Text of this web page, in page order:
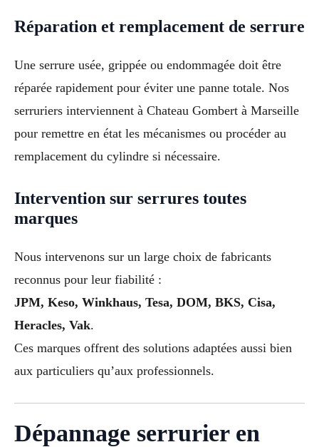
Réparation et remplacement de serrure
Une serrure usée, grippée ou endommagée doit être
réparée rapidement pour éviter une panne totale. Nos
serruriers interviennent à Chateau Gombert à Marseille
pour remettre en état les mécanismes ou procéder au
remplacement du cylindre si nécessaire.
Intervention sur serrures toutes
marques
Nous intervenons sur un large choix de fabricants
reconnus pour leur fiabilité :
JPM, Keso, Winkhaus, Tesa, DOM, BKS, Cisa,
Heracles, Vak.
Ces marques offrent des solutions adaptées aussi bien
aux particuliers qu’aux professionnels.
Dépannage serrurier en